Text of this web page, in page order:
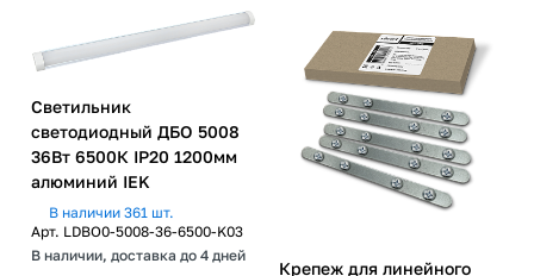
Светильник
светодиодный ДБО 5008
36Вт 6500К IP20 1200мм
алюминий IEK
В наличии 361 шт.
Арт. LDBO0-5008-36-6500-K03
В наличии, доставка до 4 дней
Крепеж для линейного